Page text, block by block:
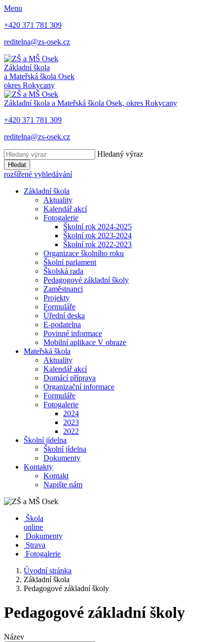
Menu
+420 371 781 309
reditelna@zs-osek.cz
Základní škola
a Mateřská škola Osek
okres Rokycany
Základní škola a Mateřská škola Osek, okres Rokycany
+420 371 781 309
reditelna@zs-osek.cz
Hledaný výraz
Hledat
rozšířené vyhledávání
Základní škola
Aktuality
Kalendář akcí
Fotogalerie
Školní rok 2024-2025
Školní rok 2023-2024
Školní rok 2022-2023
Organizace školního roku
Školní parlament
Školská rada
Pedagogové základní školy
Zaměstnanci
Projekty
Formuláře
Úřední deska
E-podatelna
Povinné informace
Mobilní aplikace V obraze
Mateřská škola
Aktuality
Kalendář akcí
Domácí příprava
Organizační informace
Formuláře
Fotogalerie
2024
2023
2022
Školní jídelna
Školní jídelna
Dokumenty
Kontakty
Kontakt
Napište nám
Škola
online
Dokumenty
Strava
Fotogalerie
Úvodní stránka
Základní škola
Pedagogové základní školy
Pedagogové základní školy
Název